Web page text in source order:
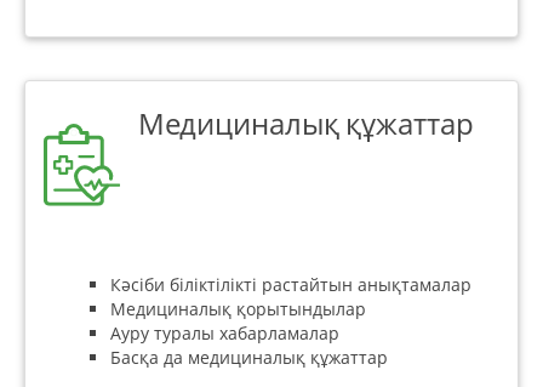
Медициналық құжаттар
Кәсіби біліктілікті растайтын анықтамалар
Медициналық қорытындылар
Ауру туралы хабарламалар
Басқа да медициналық құжаттар